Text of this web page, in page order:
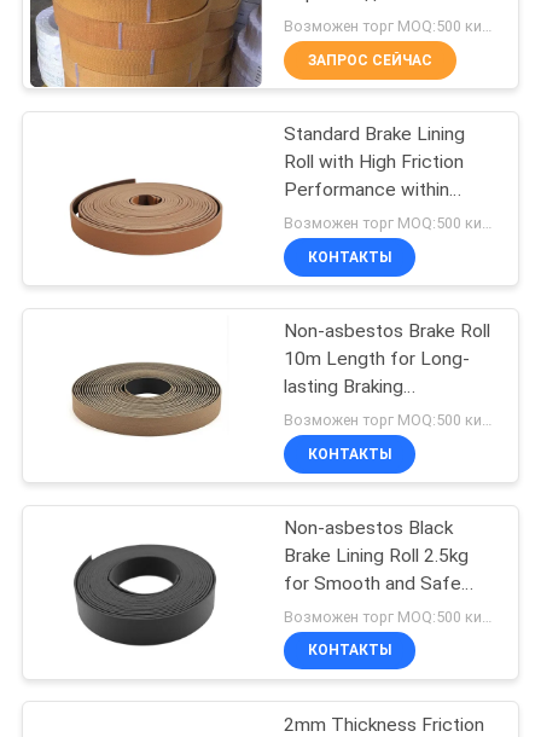
Сплетенный
материал
обкладки тормоза
32
Промышленная
обкладка тормоза
29
Набивка кольца
уплотнения
месторождения нефти
трактора подъема
крана морского ворота
Возможен торг MOQ:500 килограммов
ЗАПРОС СЕЙЧАС
Standard Brake Lining
Roll with High Friction
Performance within
Temperature Range
-40C To 300C
КОНТАКТЫ
Non-asbestos Brake Roll
10m Length for Long-
lasting Braking
Performance
КОНТАКТЫ
Non-asbestos Black
Brake Lining Roll 2.5kg
for Smooth and Safe
Braking Solutions
КОНТАКТЫ
2mm Thickness Friction